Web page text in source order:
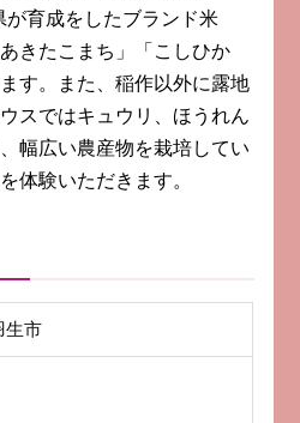
育成をしたブランド米
きたこまち」「こしひか
す。また、稲作以外に露地
スではキュウリ、ほうれん
幅広い農産物を栽培してい
体験いただきます。
生市